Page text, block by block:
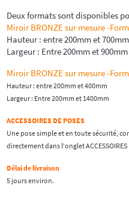
Deux formats sont disponibles
Miroir BRONZE sur mesure -
Hauteur : entre 200mm et 700mm
Largeur : Entre 200mm et 900mm
Miroir BRONZE sur mesure -
Hauteur : entre 200mm et 400mm
Largeur : Entre 200mm et 1400mm
ACCESSOIRES DE POSES
Une pose simple et en toute sécurité,
directement dans l'onglet
Délai de livraison
5 jours environ.